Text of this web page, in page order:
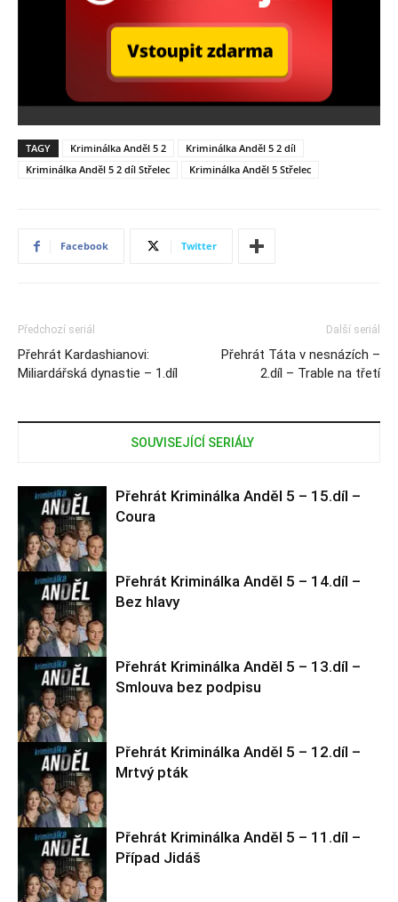
TAGY Kriminálka Anděl 5 2
Kriminálka Anděl 5 2 díl
Kriminálka Anděl 5 2 díl Střelec
Kriminálka Anděl 5 Střelec
Facebook Twitter
Předchozí seriál
Přehrát Kardashianovi:
Miliardářská dynastie – 1.díl
Další seriál
Přehrát Táta v nesnázích –
2.díl – Trable na třetí
SOUVISEJÍCÍ SERIÁLY
Kriminálka
Anděl 5
Přehrát Kriminálka Anděl 5 – 15.díl –
Coura
Kriminálka
Anděl 5
Přehrát Kriminálka Anděl 5 – 14.díl –
Bez hlavy
Kriminálka
Anděl 5
Přehrát Kriminálka Anděl 5 – 13.díl –
Smlouva bez podpisu
Kriminálka
Anděl 5
Přehrát Kriminálka Anděl 5 – 12.díl –
Mrtvý pták
Přehrát Kriminálka Anděl 5 – 11.díl –
Případ Jidáš